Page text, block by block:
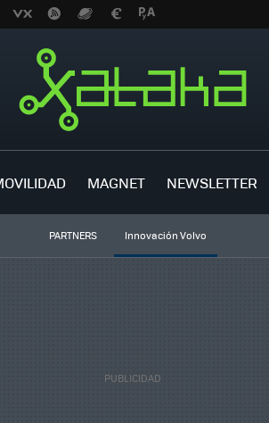
MAGNET NEWSLETTER
PARTNERS Innovación Volvo